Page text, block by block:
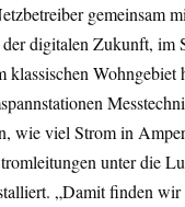
gemeinsam
digitalen Zukunft, im
Wohngebiet
wie viel Strom in
unter die
„Damit finden